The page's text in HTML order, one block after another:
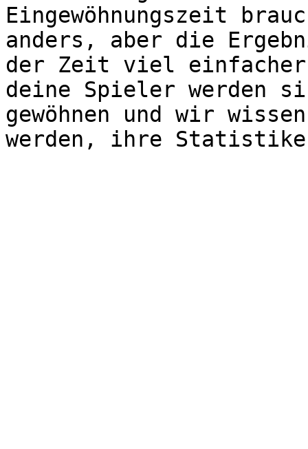
Eingewöhnungszeit
anders, aber die
der Zeit viel
deine Spieler werden
gewöhnen und wir